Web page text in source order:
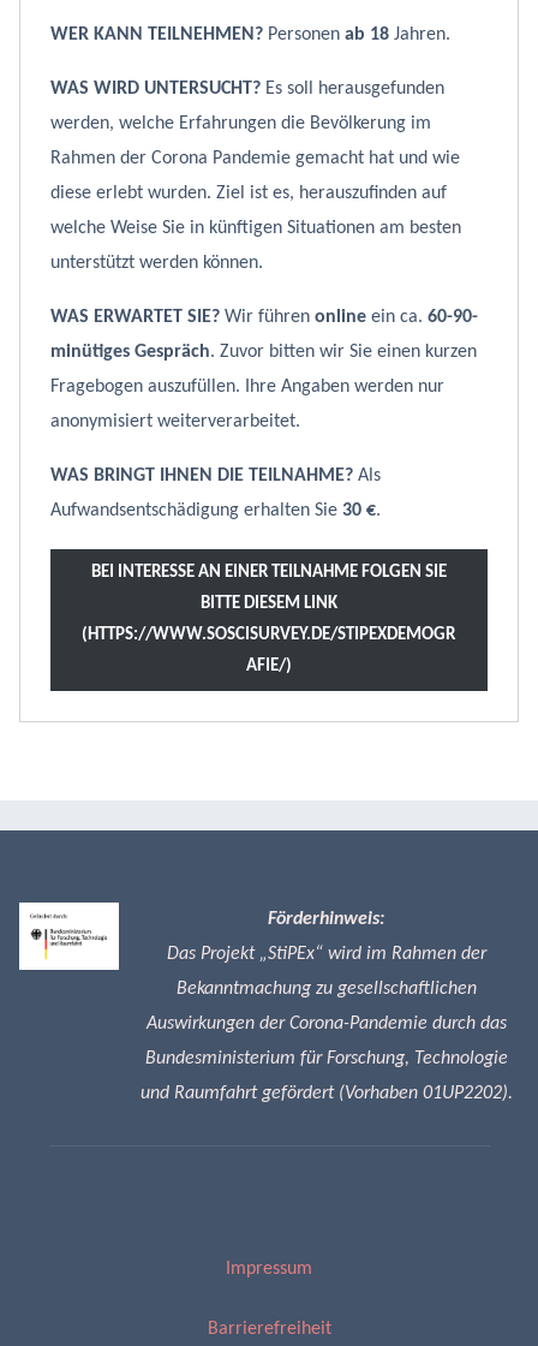
WER KANN TEILNEHMEN? Personenab 18 Jahren.
WAS WIRD UNTERSUCHT? Es soll herausgefunden
werden, welche Erfahrungen die Bevölkerung im
Rahmen der Corona Pandemie gemacht hat und wie
diese erlebt wurden. Ziel ist es, herauszufinden auf
welche Weise Sie in künftigen Situationen am besten
unterstützt werden können.
WAS ERWARTET SIE? Wir führenonlineein ca.60-90-
minütiges Gespräch. Zuvor bitten wir Sie einen kurzen
Fragebogen auszufüllen. Ihre Angaben werden nur
anonymisiert weiterverarbeitet.
WAS BRINGT IHNEN DIE TEILNAHME? Als
Aufwandsentschädigung erhalten Sie30 €.
BEI INTERESSE AN EINER TEILNAHME FOLGEN SIE
BITTE DIESEM LINK
(HTTPS://WWW.SOSCISURVEY.DE/STIPEXDEMOGR
AFIE/)
Förderhinweis:
Das Projekt „StiPEx“ wird im Rahmen der
Bekanntmachung zu gesellschaftlichen
Auswirkungen der Corona-Pandemie durch das
Bundesministerium für Forschung, Technologie
und Raumfahrt gefördert (Vorhaben 01UP2202).
Impressum
Barrierefreiheit